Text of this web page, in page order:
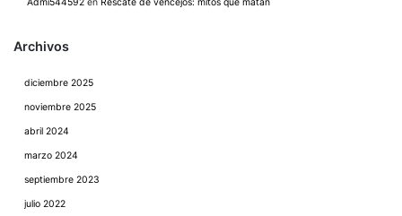
Archivos
diciembre 2025
noviembre 2025
abril 2024
marzo 2024
septiembre 2023
julio 2022